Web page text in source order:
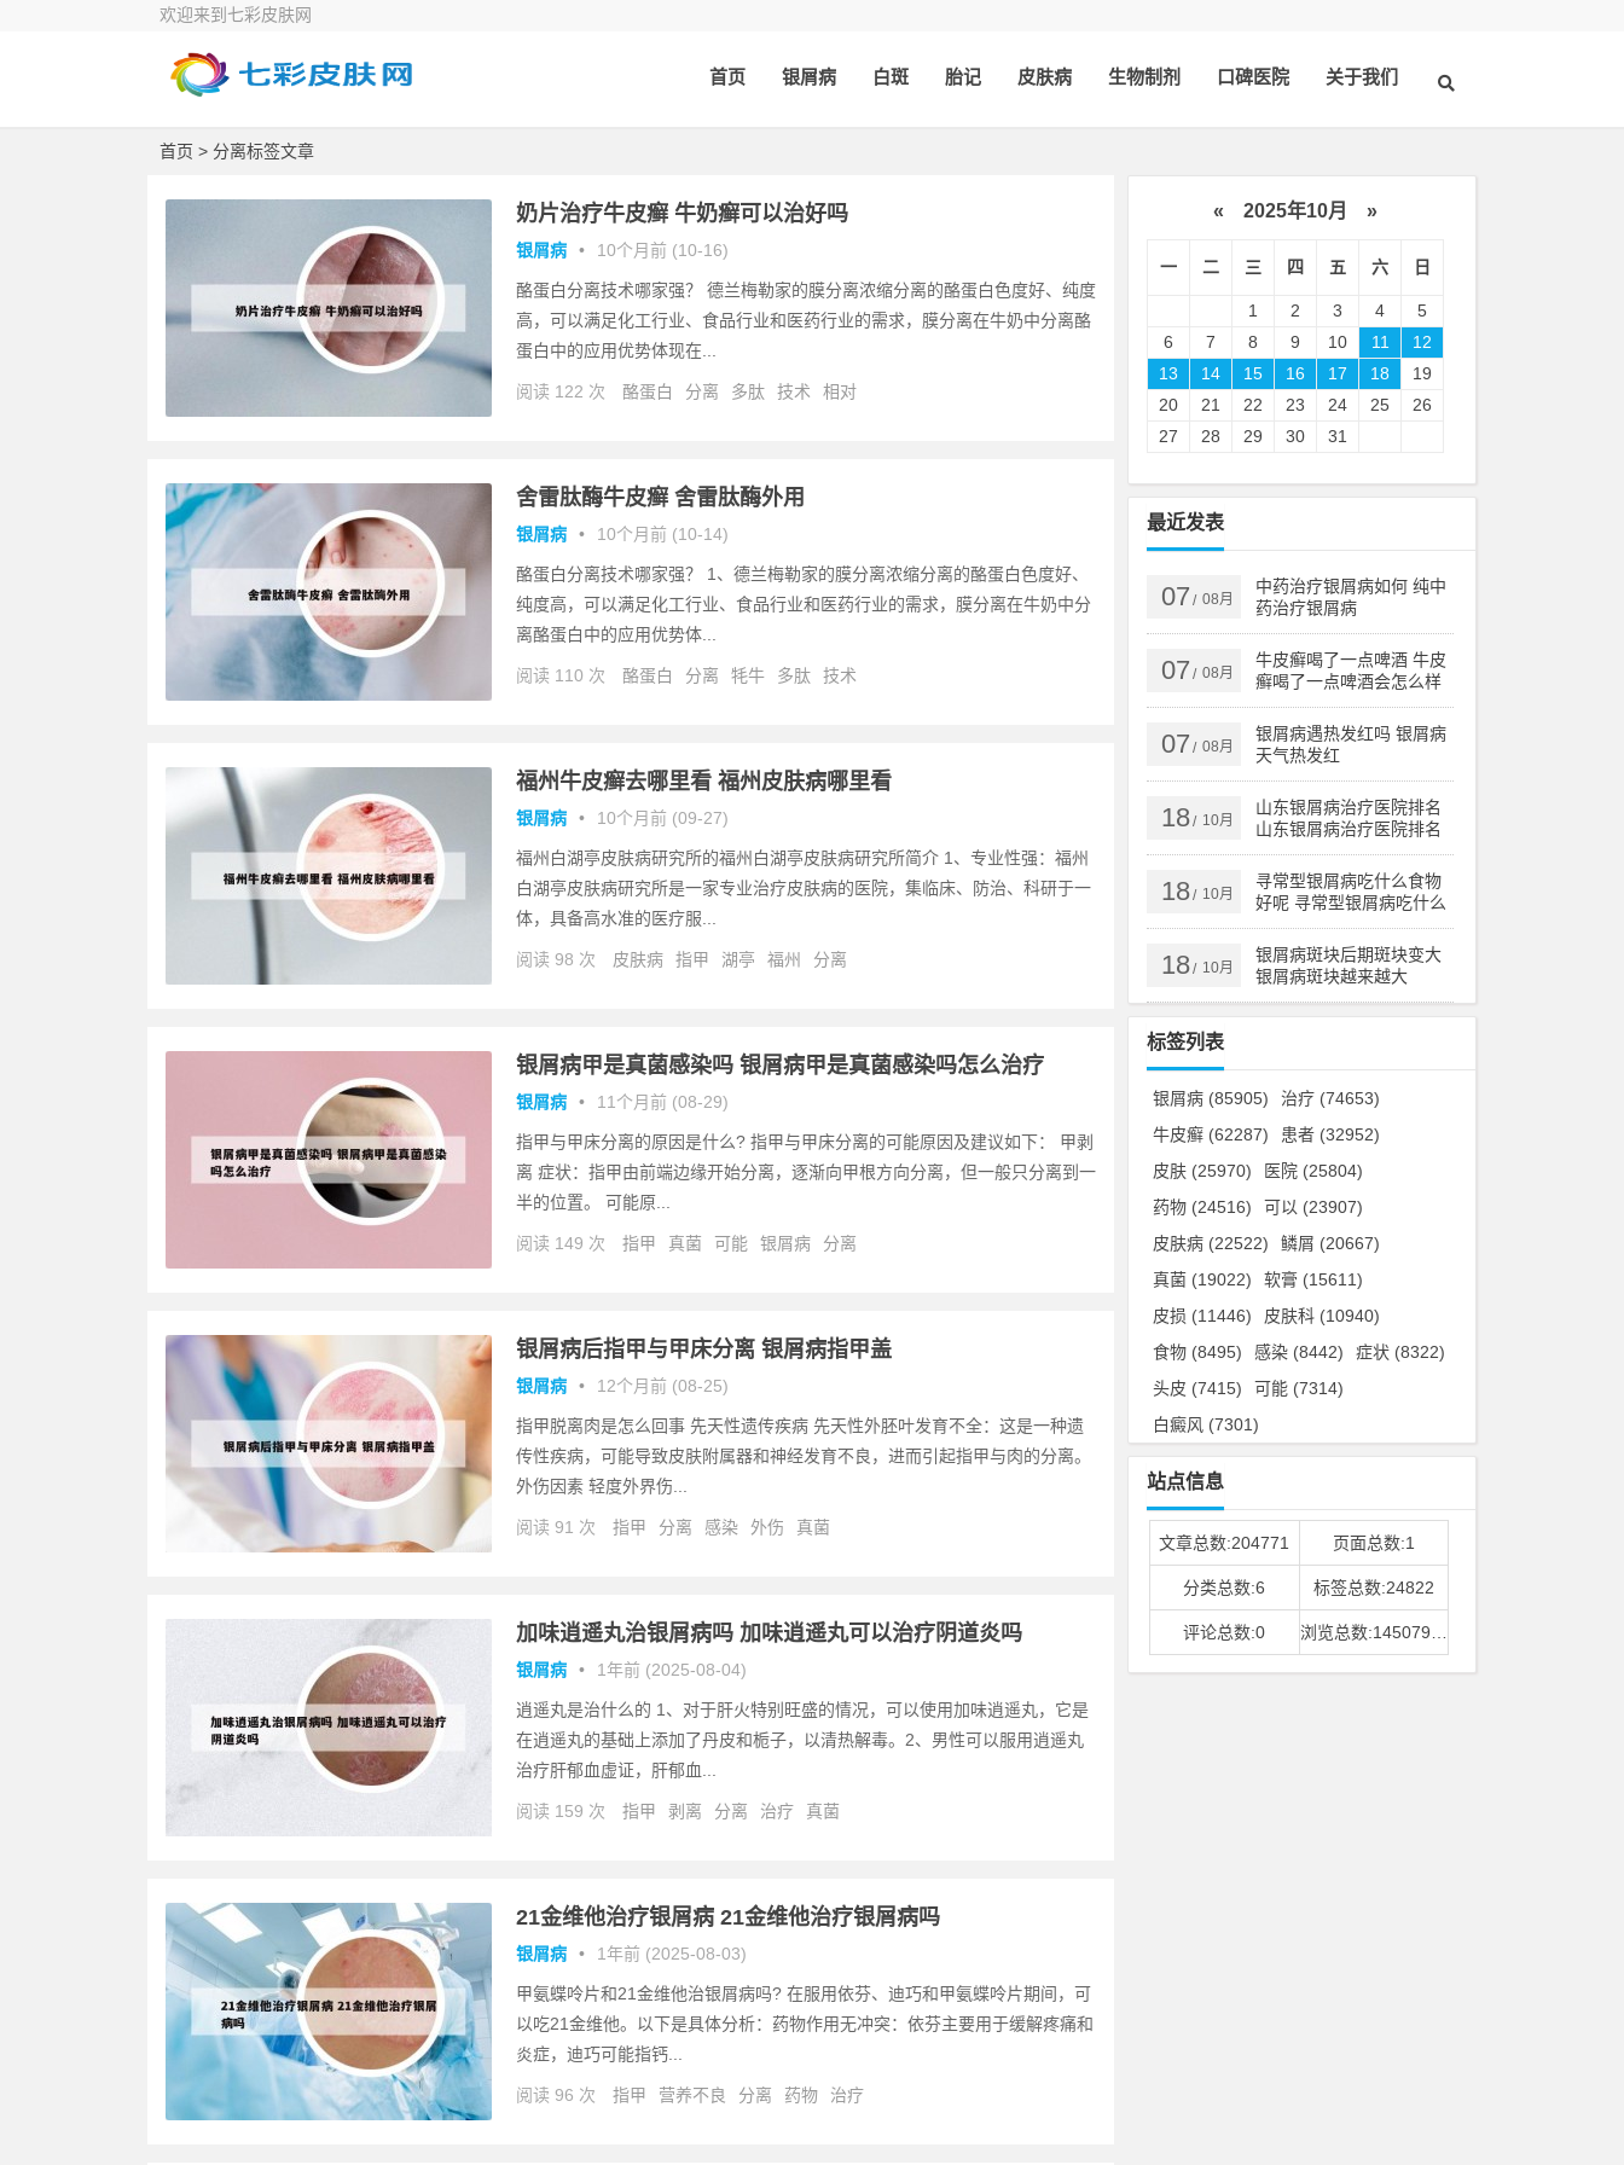
欢迎来到七彩皮肤网
首页 银屑病 白斑 胎记 皮肤病 生物制剂 口碑医院 关于我们
首页 > 分离标签文章
奶片治疗牛皮癣 牛奶癣可以治好吗
银屑病 • 10个月前 (10-16)
酪蛋白分离技术哪家强？ 德兰梅勒家的膜分离浓缩分离的酪蛋白色度好、纯度
高，可以满足化工行业、食品行业和医药行业的需求，膜分离在牛奶中分离酪
蛋白中的应用优势体现在...
阅读 122 次 酪蛋白 分离 多肽 技术 相对
舍雷肽酶牛皮癣 舍雷肽酶外用
银屑病 • 10个月前 (10-14)
酪蛋白分离技术哪家强？ 1、德兰梅勒家的膜分离浓缩分离的酪蛋白色度好、
纯度高，可以满足化工行业、食品行业和医药行业的需求，膜分离在牛奶中分
离酪蛋白中的应用优势体...
阅读 110 次 酪蛋白 分离 牦牛 多肽 技术
福州牛皮癣去哪里看 福州皮肤病哪里看
银屑病 • 10个月前 (09-27)
福州白湖亭皮肤病研究所的福州白湖亭皮肤病研究所简介 1、专业性强：福州
白湖亭皮肤病研究所是一家专业治疗皮肤病的医院，集临床、防治、科研于一
体，具备高水准的医疗服...
阅读 98 次 皮肤病 指甲 湖亭 福州 分离
银屑病甲是真菌感染吗 银屑病甲是真菌感染吗怎么治疗
银屑病 • 11个月前 (08-29)
指甲与甲床分离的原因是什么? 指甲与甲床分离的可能原因及建议如下： 甲剥
离 症状：指甲由前端边缘开始分离，逐渐向甲根方向分离，但一般只分离到一
半的位置。 可能原...
阅读 149 次 指甲 真菌 可能 银屑病 分离
银屑病后指甲与甲床分离 银屑病指甲盖
银屑病 • 12个月前 (08-25)
指甲脱离肉是怎么回事 先天性遗传疾病 先天性外胚叶发育不全：这是一种遗
传性疾病，可能导致皮肤附属器和神经发育不良，进而引起指甲与肉的分离。
外伤因素 轻度外界伤...
阅读 91 次 指甲 分离 感染 外伤 真菌
加味逍遥丸治银屑病吗 加味逍遥丸可以治疗阴道炎吗
银屑病 • 1年前 (2025-08-04)
逍遥丸是治什么的 1、对于肝火特别旺盛的情况，可以使用加味逍遥丸，它是
在逍遥丸的基础上添加了丹皮和栀子，以清热解毒。2、男性可以服用逍遥丸
治疗肝郁血虚证，肝郁血...
阅读 159 次 指甲 剥离 分离 治疗 真菌
21金维他治疗银屑病 21金维他治疗银屑病吗
银屑病 • 1年前 (2025-08-03)
甲氨蝶呤片和21金维他治银屑病吗? 在服用依芬、迪巧和甲氨蝶呤片期间，可
以吃21金维他。以下是具体分析：药物作用无冲突：依芬主要用于缓解疼痛和
炎症，迪巧可能指钙...
阅读 96 次 指甲 营养不良 分离 药物 治疗
« 2025年10月 »
一 二 三 四 五 六 日
1 2 3 4
5
6
7 8 9 10 11
12
13
14 15 16 17 18
19
20
21 22 23 24 25
26
27
28 29 30 31
最近发表
07 / 08月
中药治疗银屑病如何 纯中
药治疗银屑病
07 / 08月
牛皮癣喝了一点啤酒 牛皮
癣喝了一点啤酒会怎么样
07 / 08月
银屑病遇热发红吗 银屑病
天气热发红
18/ 10月
山东银屑病治疗医院排名
山东银屑病治疗医院排名
榜
18/ 10月
寻常型银屑病吃什么食物
好呢 寻常型银屑病吃什么
药效果好
18/ 10月
银屑病斑块后期斑块变大
银屑病斑块越来越大
标签列表
银屑病 (85905) 治疗 (74653)
牛皮癣 (62287) 患者 (32952)
皮肤 (25970) 医院 (25804)
药物 (24516) 可以 (23907)
皮肤病 (22522) 鳞屑 (20667)
真菌 (19022) 软膏 (15611)
皮损 (11446) 皮肤科 (10940)
食物 (8495) 感染 (8442) 症状 (8322)
头皮 (7415) 可能 (7314)
白癜风 (7301)
站点信息
文章总数:204771 页面总数:1
分类总数:6 标签总数:24822
评论总数:0